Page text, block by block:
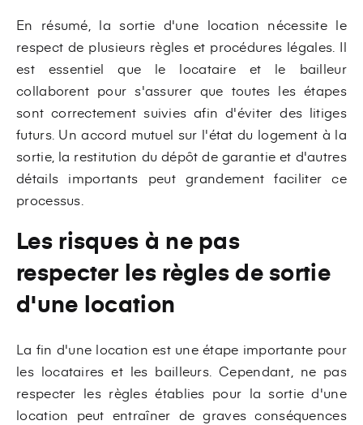
En résumé, la sortie d'une location nécessite le
respect de plusieurs règles et procédures légales. Il
est essentiel que le locataire et le bailleur
collaborent pour s'assurer que toutes les étapes
sont correctement suivies afin d'éviter des litiges
futurs. Un accord mutuel sur l'état du logement à la
sortie, la restitution du dépôt de garantie et d'autres
détails importants peut grandement faciliter ce
processus.
Les risques à ne pas
respecter les règles de sortie
d'une location
La fin d'une location est une étape importante pour
les locataires et les bailleurs. Cependant, ne pas
respecter les règles établies pour la sortie d'une
location peut entraîner de graves conséquences